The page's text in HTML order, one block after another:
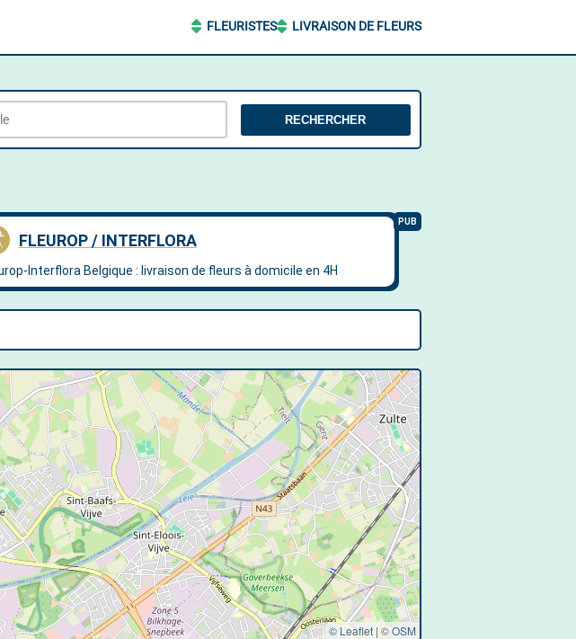
FLEURISTES LIVRAISON DE FLEURS
RECHERCHER
© Leaflet | ©OSM